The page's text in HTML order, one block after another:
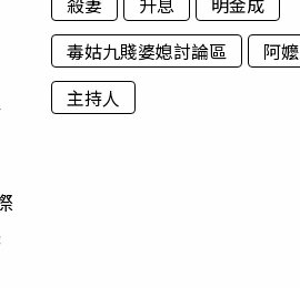
毒姑九賤婆媳討論區
阿嬤
主持人